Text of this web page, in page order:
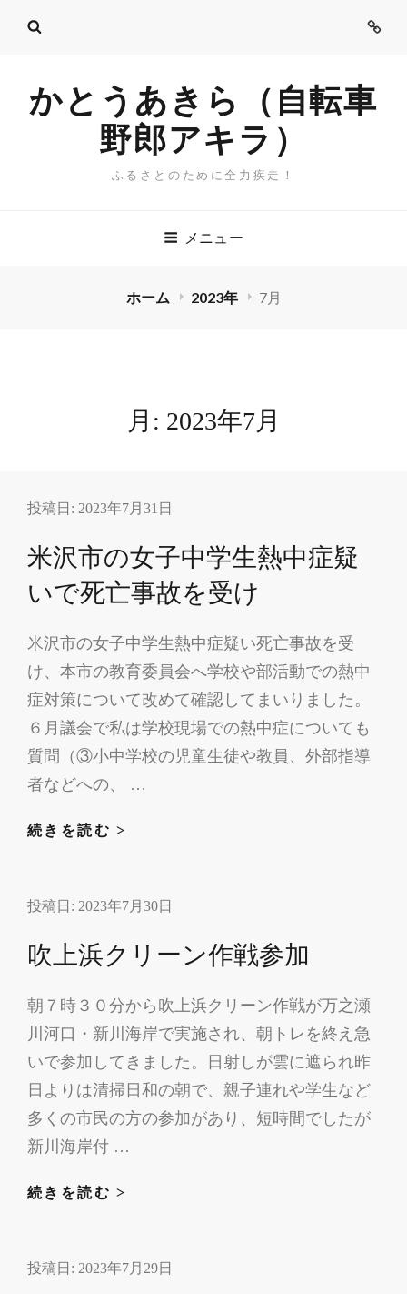
ご
かとうあきら（自転車
野郎アキラ）
ふるさとのために全力疾走！
メニュー
ホーム 2023年 7月
月: 2023年7月
投稿日: 2023年7月31日
米沢市の女子中学生熱中症疑
いで死亡事故を受け
米沢市の女子中学生熱中症疑い死亡事故を受
け、本市の教育委員会へ学校や部活動での熱中
症対策について改めて確認してまいりました。
６月議会で私は学校現場での熱中症についても
質問（③小中学校の児童生徒や教員、外部指導
者などへの、 …
続きを読む >
の
子
学
生
熱
中
症
事
投稿日: 2023年7月30日
吹上浜クリーン作戦参加
朝７時３０分から吹上浜クリーン作戦が万之瀬
川河口・新川海岸で実施され、朝トレを終え急
いで参加してきました。日射しが雲に遮られ昨
日よりは清掃日和の朝で、親子連れや学生など
多くの市民の方の参加があり、短時間でしたが
新川海岸付 …
続きを読む >
ク
投稿日: 2023年7月29日